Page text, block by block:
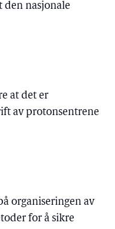
den nasjonale
at det er
av protonsentrene
organiseringen av
for å sikre